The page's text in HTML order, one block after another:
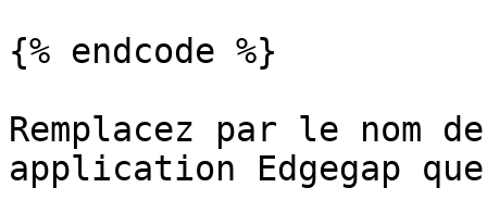
{% endcode %}
Remplacez par le nom
application Edgegap